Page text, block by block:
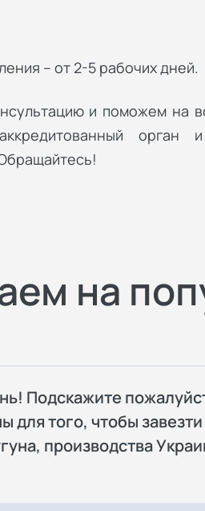
– от 2-5 рабочих дней.
и поможем на
орган
на
Подскажите
для того, чтобы
производства